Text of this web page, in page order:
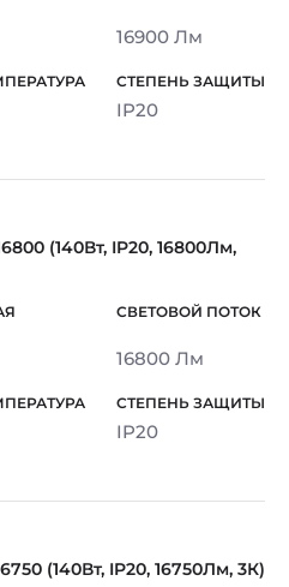
16900 Лм
IP20
(140Вт, IP20, 16800Лм,
16800 Лм
IP20
(140Вт, IP20, 16750Лм, 3К)